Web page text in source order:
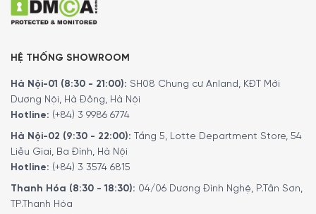
Đầu bàn chải thông minh đảm bảo bạn đang sử dụng
sử bạn đang sử dụng đầu cọ W3 Premium White. Công
bộ đầu bàn chải của bạn với chế độ White + để giúp làm
trắng răng của bạn.
Philips HX9914/57 luôn biết khi nào cần
thay đầu bàn chải của bạn
Tất cả các đầu bàn chải đều bị mòn theo thời gian, vì vậy
bạn sẽ muốn để mắt đến đầu cọ của mình để đảm bảo
rằng bạn vẫn làm sạch tuyệt vời. Công nghệ BrushSync
HỆ THỐNG SHOWROOM
Hà Nội-01 (8:30 - 21:00): SH08 Chung cư Anland, KĐT Mới
Dương Nội, Hà Đông, Hà Nội
Hotline: (+84) 3 9986 6774
Hà Nội-02 (9:30 - 22:00): Tầng 5, Lotte Department Store, 54
Liễu Giai, Ba Đình, Hà Nội
Hotline: (+84) 3 3574 6815
Thanh Hóa (8:30 - 18:30): 04/06 Dương Đình Nghệ, P.Tân Sơn,
TP.Thanh Hóa